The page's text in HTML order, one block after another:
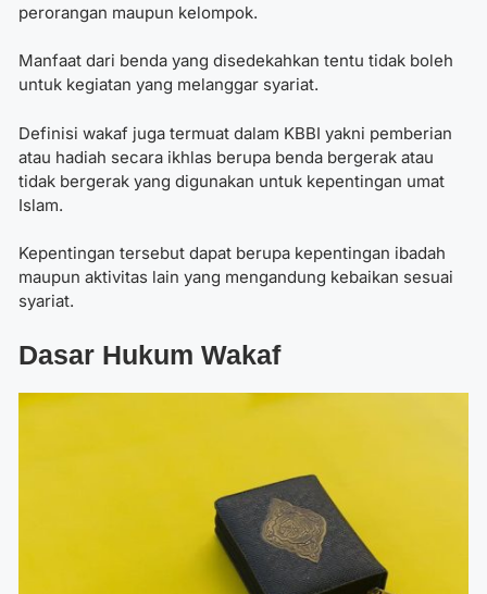
perorangan maupun kelompok.
Manfaat dari benda yang disedekahkan tentu tidak boleh
untuk kegiatan yang melanggar syariat.
Definisi wakaf juga termuat dalam KBBI yakni pemberian
atau hadiah secara ikhlas berupa benda bergerak atau
tidak bergerak yang digunakan untuk kepentingan umat
Islam.
Kepentingan tersebut dapat berupa kepentingan ibadah
maupun aktivitas lain yang mengandung kebaikan sesuai
syariat.
Dasar Hukum Wakaf